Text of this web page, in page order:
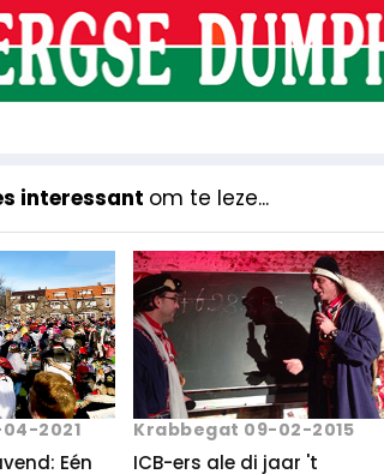
interessant om te leze...
2021
Eén
Krabbegat 09-02-2015
ICB-ers ale di jaar 't